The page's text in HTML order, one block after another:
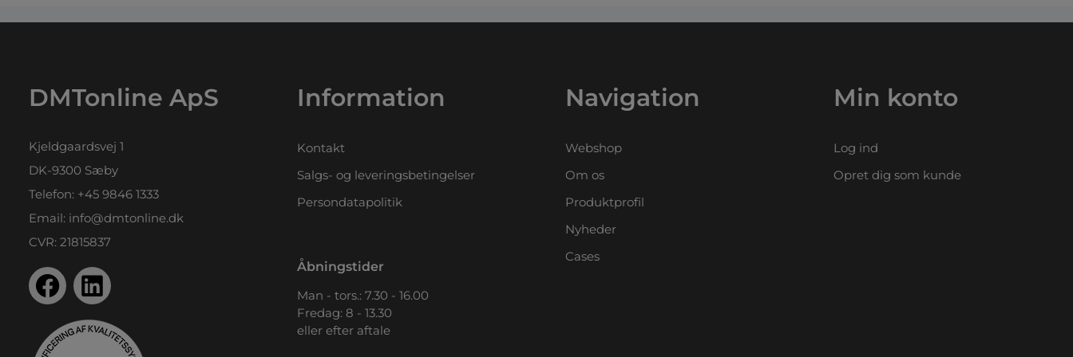
DMTonline ApS
Kjeldgaardsvej 1
DK-9300 Sæby
Telefon: +45 9846 1333
Email: info@dmtonline.dk
CVR: 21815837
Information
Kontakt
Salgs- og leveringsbetingelser
Persondatapolitik
Åbningstider
Man - tors.: 7.30 - 16.00
Fredag: 8 - 13.30
eller efter aftale
Navigation
Webshop
Om os
Produktprofil
Nyheder
Cases
Min konto
Log ind
Opret dig som kunde